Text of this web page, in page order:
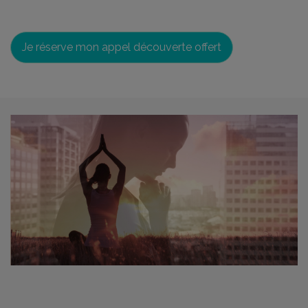
Je réserve mon appel découverte offert